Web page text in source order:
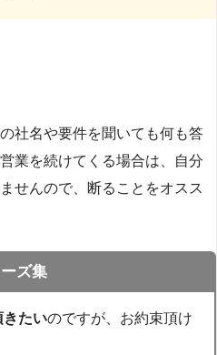
社名や要件を聞いても何も答
業を続けてくる場合は、自分
せんので、断ることをオスス
ズ集
きたいのですが、お約束頂け